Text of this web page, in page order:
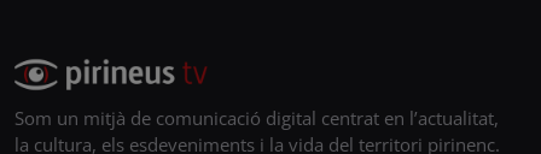
Som un mitjà de comunicació digital centrat en l’actualitat,
la cultura, els esdeveniments i la vida del territori pirinenc.